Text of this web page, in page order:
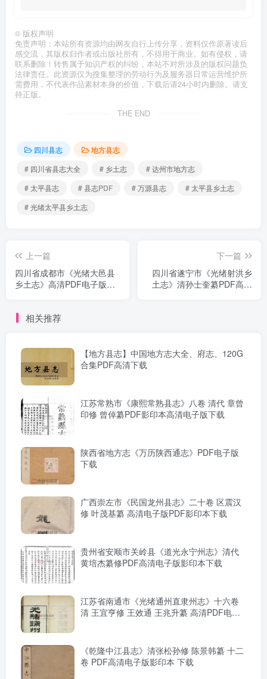
© 版权声明
免责声明：本站所有资源均由网友自行上传分享，资料仅作原著读后
感交流，其版权归作者或出版社所有，不得用于商业。如有侵权，请
联系删除！转售属于知识产权的纠纷，本站不对所涉及的版权问题负
法律责任。此资源仅为搜集整理的劳动行为及服务器日常运营维护所
需费用，不代表作品素材本身的价值，下载后请24小时内删除。请支
持正版。
THE END
四川县志
地方县志
# 四川省县志大全
# 乡土志
# 达州市地方志
# 太平县志
# 县志PDF # 万源县志
# 太平县乡土志
# 光绪太平县乡土志
上一篇
四川省成都市《光绪大邑县
乡土志》高清PDF电子版影
下一篇
四川省遂宁市《光绪射洪乡
土志》清孙士奎纂PDF高清
相关推荐
【地方县志】中国地方志大全、府志、120G
合集PDF高清下载
江苏常熟市《康熙常熟县志》八卷 清代 章曾
印修 曾倬纂PDF影印本高清电子版下载
陕西省地方志《万历陕西通志》PDF电子版
下载
广西崇左市《民国龙州县志》二十卷 区震汉
修 叶茂基纂 高清电子版PDF影印本下载
贵州省安顺市关岭县《道光永宁州志》清代
黄培杰纂修PDF高清电子版影印本下载
江苏省南通市《光绪通州直隶州志》十六卷
清 王宜亨修 王效通 王兆升纂 高清PDF电子
《乾隆中江县志》清张松孙修 陈景韩纂 十二
卷 PDF高清电子版影印本 下载